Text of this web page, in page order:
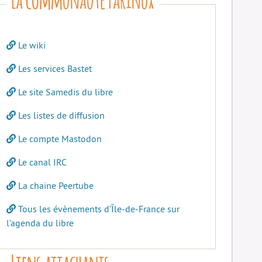
Le wiki
Les services Bastet
Le site Samedis du libre
Les listes de diffusion
Le compte Mastodon
Le canal IRC
La chaine Peertube
Tous les évènements d’Île-de-France sur
l’agenda du libre